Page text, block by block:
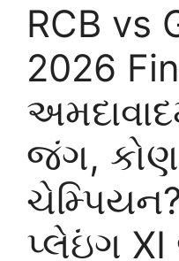
RCB vs
2026
જંગ,
પ્લેઇંગ XI